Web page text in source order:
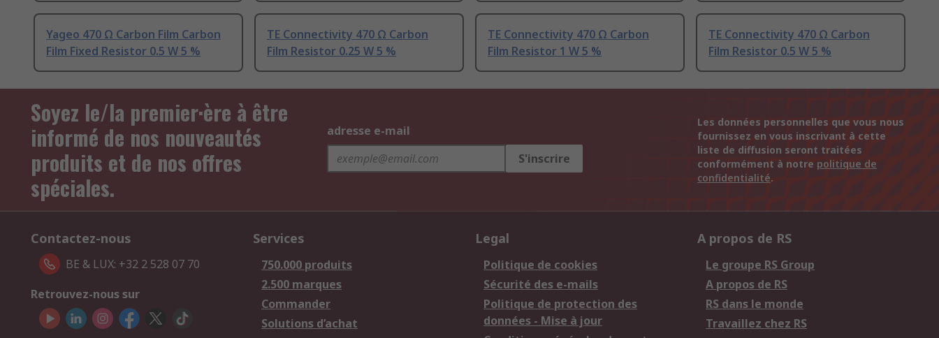
Yageo 470 Ω Carbon Film Carbon
Film Fixed Resistor 0.5 W 5 %
TE Connectivity 470 Ω Carbon
Film Resistor 0.25 W 5 %
TE Connectivity 470 Ω Carbon
Film Resistor 1 W 5 %
TE Connectivity 470 Ω Carbon
Film Resistor 0.5 W 5 %
Soyez le/la premier·ère à être
informé de nos nouveautés
produits et de nos offres
spéciales.
adresse e-mail
S'inscrire
Les données personnelles que vous nous
fournissez en vous inscrivant à cette
liste de diffusion seront traitées
conformément à notre politique de
confidentialité.
Contactez-nous
BE & LUX: +32 2 528 07 70
Retrouvez-nous sur
Services
750.000 produits
2.500 marques
Commander
Solutions d’achat
Legal
Politique de cookies
Sécurité des e-mails
Politique de protection des
données - Mise à jour
A propos de RS
Le groupe RS Group
A propos de RS
RS dans le monde
Travaillez chez RS